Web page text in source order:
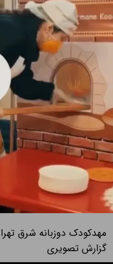
مهدکودک دوزبانه شرق
گزارش تصویری